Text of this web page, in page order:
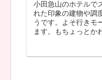
小田急山のホテルで
れた印象の建物や調
うです。よそ行きモ
ます。もちょっとか